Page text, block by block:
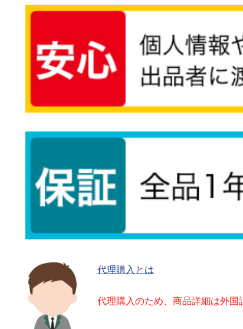
代理購入とは
代理購入のため、商品詳細は外国